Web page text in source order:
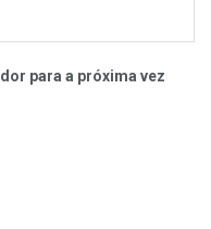
para a próxima vez